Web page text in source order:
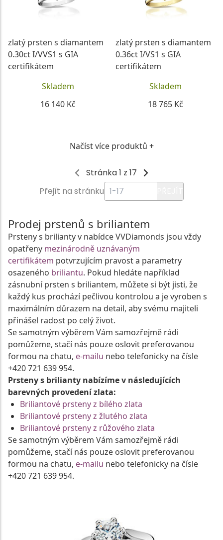
zlatý prsten s diamantem
0.30ct I/VVS1 s GIA
certifikátem
Skladem
16 140 Kč
zlatý prsten s diamantem
0.36ct I/VS1 s GIA
certifikátem
Skladem
18 765 Kč
Načíst více produktů +
Stránka 1 z 17
Přejít na stránku
Prodej prstenů s briliantem
Prsteny s brilianty v nabídce VVDiamonds jsou vždy
opatřeny mezinárodně uznávaným
certifikátem potvrzujícím pravost a parametry
osazeného briliantu. Pokud hledáte například
zásnubní prsten s briliantem, můžete si být jisti, že
každý kus prochází pečlivou kontrolou a je vyroben s
maximálním důrazem na detail, aby svému majiteli
přinášel radost po celý život.
Se samotným výběrem Vám samozřejmě rádi
pomůžeme, stačí nás pouze oslovit preferovanou
formou na chatu, e-mailu nebo telefonicky na čísle
+420 721 639 954.
Prsteny s brilianty nabízíme v následujících
barevných provedení zlata:
Briliantové prsteny z bílého zlata
Briliantové prsteny z žlutého zlata
Briliantové prsteny z růžového zlata
Se samotným výběrem Vám samozřejmě rádi
pomůžeme, stačí nás pouze oslovit preferovanou
formou na chatu, e-mailu nebo telefonicky na čísle
+420 721 639 954.